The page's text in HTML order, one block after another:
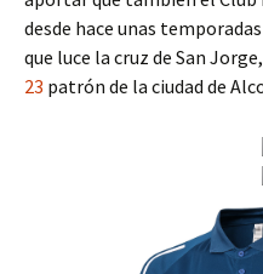
desde hace unas
que luce la cruz de San Jorge,
23 patrón de la ciudad de